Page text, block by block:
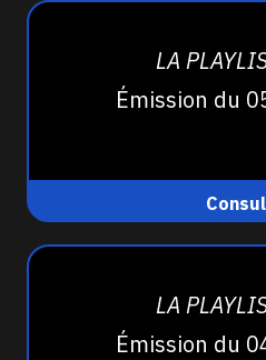
LA
Émission du
LA
Émission du